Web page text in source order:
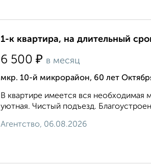
1-к квартира, на длительный
6 500 ₽ в месяц
мкр. 10-й микрорайон, 60 лет
В квартире имеется вся необходимая
уютная. Чистый подъезд.
Агентство, 06.08.2026